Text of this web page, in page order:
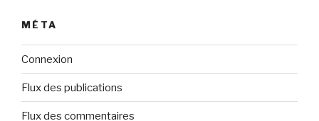
MÉTA
Connexion
Flux des publications
Flux des commentaires